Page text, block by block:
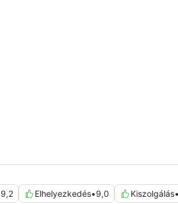
9,2 Elhelyezkedés•9,0 Kiszolgálás•